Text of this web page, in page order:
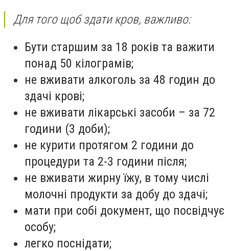
Для того щоб здати кров, важливо:
Бути старшим за 18 років та важити
понад 50 кілограмів;
не вживати алкоголь за 48 годин до
здачі крові;
не вживати лікарські засоби – за 72
години (3 доби);
не курити протягом 2 години до
процедури та 2-3 години після;
не вживати жирну їжу, в тому числі
молочні продукти за добу до здачі;
мати при собі документ, що посвідчує
особу;
легко поснідати;